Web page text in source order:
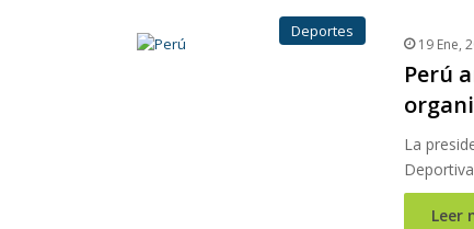
Deportes
19 Ene,
Perú
La
Leer